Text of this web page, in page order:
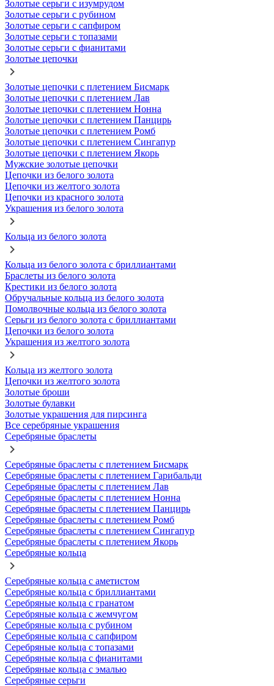
Золотые серьги с изумрудом
Золотые серьги с рубином
Золотые серьги с сапфиром
Золотые серьги с топазами
Золотые серьги с фианитами
Золотые цепочки
Золотые цепочки с плетением Бисмарк
Золотые цепочки с плетением Лав
Золотые цепочки с плетением Нонна
Золотые цепочки с плетением Панцирь
Золотые цепочки с плетением Ромб
Золотые цепочки с плетением Сингапур
Золотые цепочки с плетением Якорь
Мужские золотые цепочки
Цепочки из белого золота
Цепочки из желтого золота
Цепочки из красного золота
Украшения из белого золота
Кольца из белого золота
Кольца из белого золота с бриллиантами
Браслеты из белого золота
Крестики из белого золота
Обручальные кольца из белого золота
Помолвочные кольца из белого золота
Серьги из белого золота с бриллиантами
Цепочки из белого золота
Украшения из желтого золота
Кольца из желтого золота
Цепочки из желтого золота
Золотые броши
Золотые булавки
Золотые украшения для пирсинга
Все серебряные украшения
Серебряные браслеты
Серебряные браслеты с плетением Бисмарк
Серебряные браслеты с плетением Гарибальди
Серебряные браслеты с плетением Лав
Серебряные браслеты с плетением Нонна
Серебряные браслеты с плетением Панцирь
Серебряные браслеты с плетением Ромб
Серебряные браслеты с плетением Сингапур
Серебряные браслеты с плетением Якорь
Серебряные кольца
Серебряные кольца с аметистом
Серебряные кольца с бриллиантами
Серебряные кольца с гранатом
Серебряные кольца с жемчугом
Серебряные кольца с рубином
Серебряные кольца с сапфиром
Серебряные кольца с топазами
Серебряные кольца с фианитами
Серебряные кольца с эмалью
Серебряные серьги